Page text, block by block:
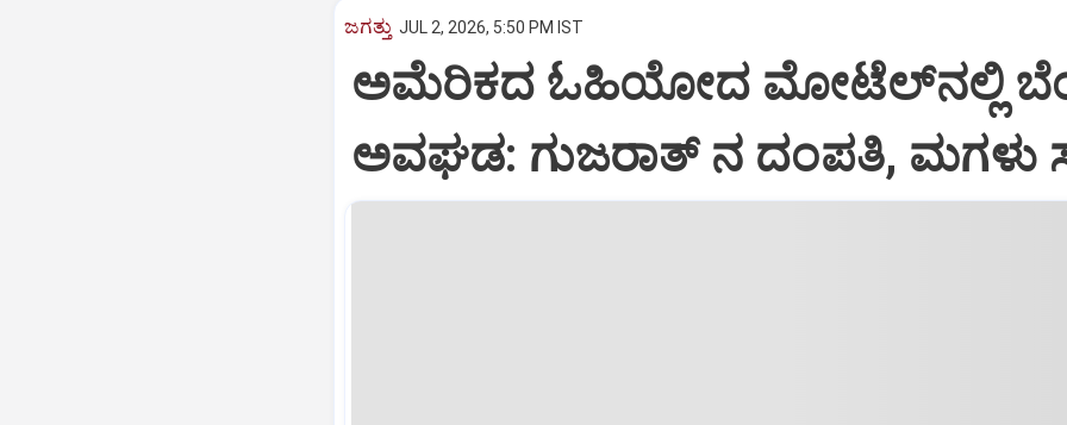
ಜಗತ್ತು JUL 2, 2026, 5:50 PM IST
ಅಮೆರಿಕದ ಓಹಿಯೋದ ಮೋಟೆಲ್‌ನಲ್ಲಿ
ಅವಘಡ: ಗುಜರಾತ್‌ ನ ದಂಪತಿ, ಮಗಳು